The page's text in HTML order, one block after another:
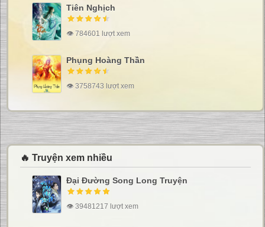
Tiên Nghịch
👁 784601 lượt xem
Phụng Hoàng Thần
👁 3758743 lượt xem
🔥 Truyện xem nhiều
Đại Đường Song Long Truyện
👁 39481217 lượt xem